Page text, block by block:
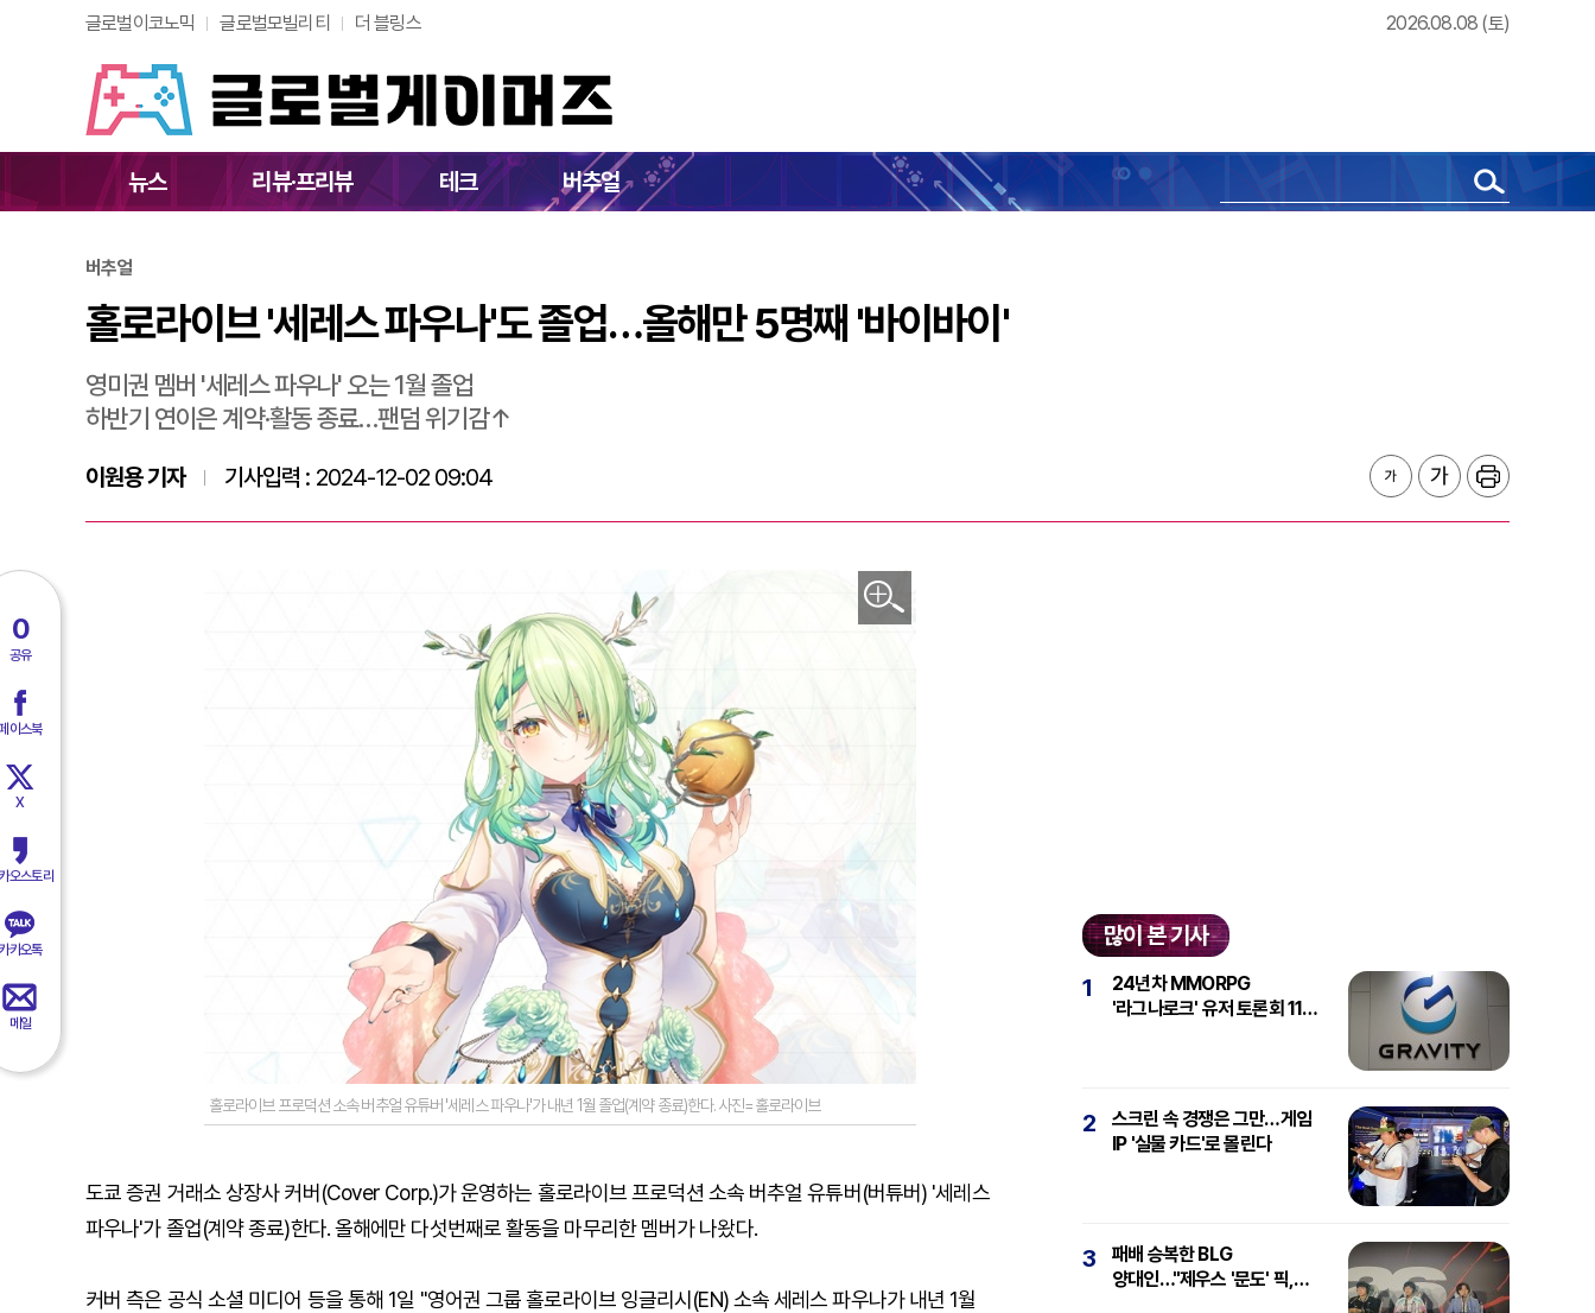
글로벌이코노믹 글로벌모빌리티 더 블링스 2026.08.08 (토)
뉴스 리뷰·프리뷰 테크 버추얼
홀로라이브 '세레스 파우나'도 졸업…올해만 5명째 '바이바이'
0
공유
이스북
X
오스토리
카오톡
메일
버추얼
홀로라이브 '세레스 파우나'도 졸업…올해만 5명째 '바이바이'
영미권 멤버 '세레스 파우나' 오는 1월 졸업
하반기 연이은 계약·활동 종료…팬덤 위기감↑
이원용 기자 기사입력 : 2024-12-02 09:04
홀로라이브 프로덕션 소속 버추얼 유튜버 '세레스 파우나'가 내년 1월 졸업(계약 종료)한다. 사진=홀로라이브
도쿄 증권 거래소 상장사 커버(Cover Corp.)가 운영하는 홀로라이브 프로덕션 소속 버추얼 유튜버(버튜버) '세레스
파우나'가 졸업(계약 종료)한다. 올해에만 다섯번째로 활동을 마무리한 멤버가 나왔다.
커버 측은 공식 소셜 미디어 등을 통해 1일 "영어권 그룹 홀로라이브 잉글리시(EN) 소속 세레스 파우나가 내년 1월
많이 본 기사
1
24년차 MMORPG
'라그나로크' 유저 토론회 11일
2
스크린 속 경쟁은 그만…게임
IP '실물 카드'로 몰린다
3
패배 승복한 BLG
양대인…"제우스 '문도' 픽,